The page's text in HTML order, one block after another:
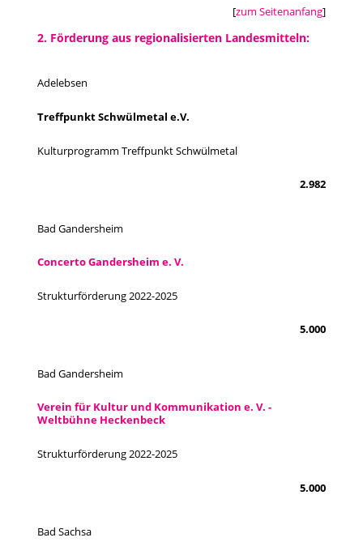
[zum Seitenanfang]
2. Förderung aus regionalisierten Landesmitteln:
Adelebsen
Treffpunkt Schwülmetal e.V.
Kulturprogramm Treffpunkt Schwülmetal
2.982
Bad Gandersheim
Concerto Gandersheim e. V.
Strukturförderung 2022-2025
5.000
Bad Gandersheim
Verein für Kultur und Kommunikation e. V. -
Weltbühne Heckenbeck
Strukturförderung 2022-2025
5.000
Bad Sachsa